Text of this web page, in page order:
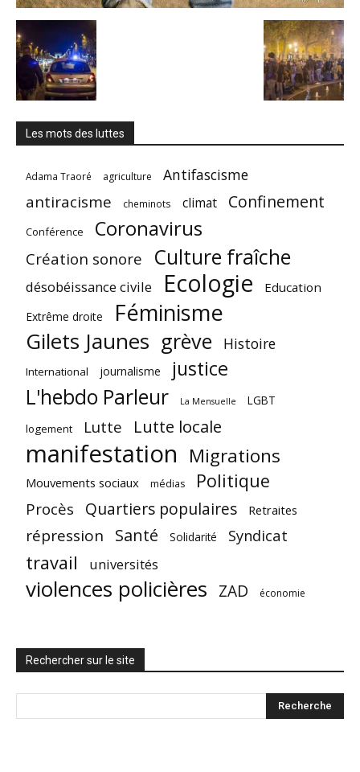
Les mots des luttes
Adama Traoré agriculture Antifascisme
antiracisme cheminots climat Confinement
Conférence Coronavirus
Création sonore Culture fraîche
désobéissance civile Ecologie Education
Extrême droite Féminisme
Gilets Jaunes grève Histoire
International journalisme justice
L'hebdo Parleur La Mensuelle
LGBT
logement
Lutte Lutte locale
manifestation Migrations
Mouvements sociaux médias Politique
Procès Quartiers populaires Retraites
répression Santé Solidarité Syndicat
travail universités
violences policières ZAD économie
Rechercher sur le site